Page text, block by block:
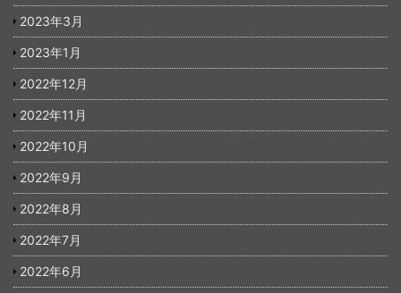
2023年3月
2023年1月
2022年12月
2022年11月
2022年10月
2022年9月
2022年8月
2022年7月
2022年6月